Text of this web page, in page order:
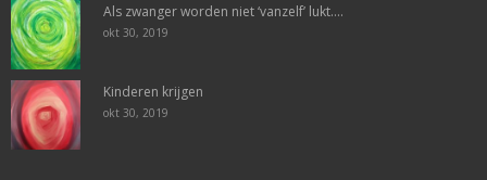
Als zwanger worden niet ‘vanzelf’ lukt….
okt 30, 2019
Kinderen krijgen
okt 30, 2019